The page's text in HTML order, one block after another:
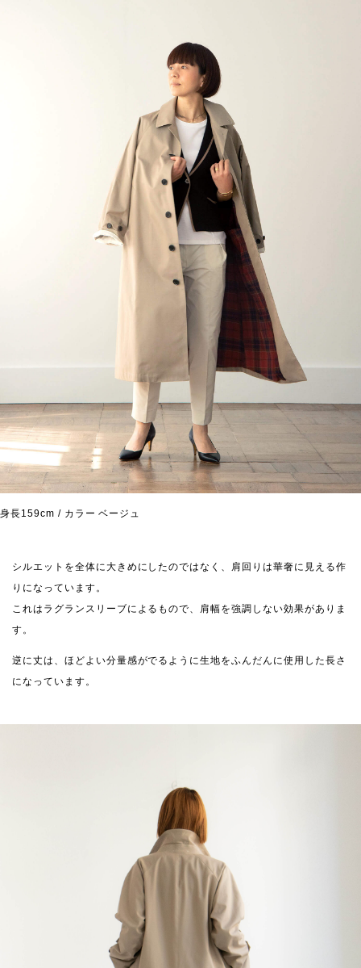
身長159cm / カラー ベージュ
シルエットを全体に大きめにしたのではなく、肩回りは華奢に見える作
りになっています。
これはラグランスリーブによるもので、肩幅を強調しない効果がありま
す。
逆に丈は、ほどよい分量感がでるように生地をふんだんに使用した長さ
になっています。